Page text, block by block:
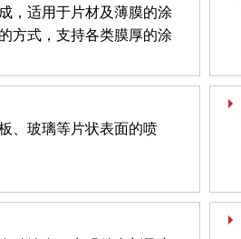
，适用于片材及薄膜的涂
方式，支持各类膜厚的涂
、玻璃等片状表面的喷